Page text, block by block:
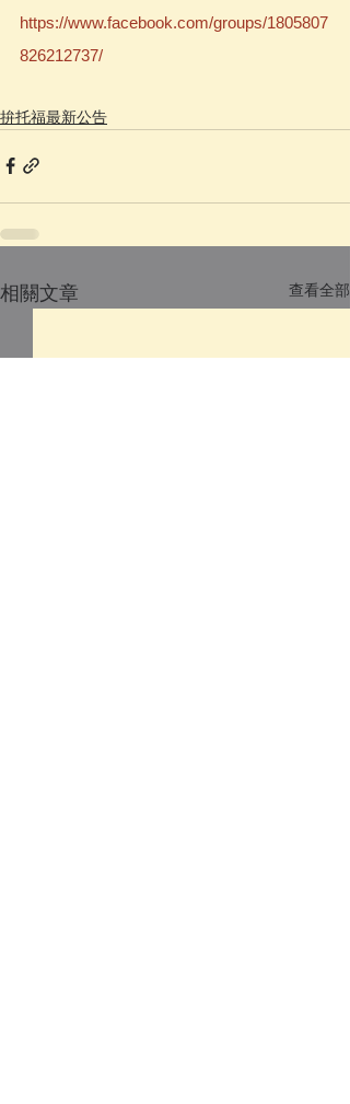
https://www.facebook.com/groups/1805807
826212737/
拚托福最新公告
相關文章 查看全部